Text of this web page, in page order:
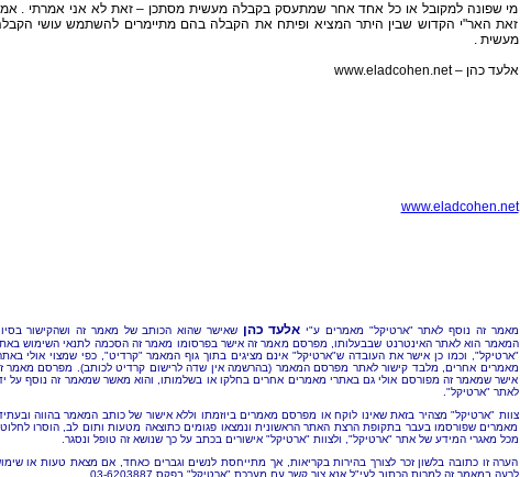
מי שפונה למקובל או כל אחד אחר שמתעסק בקבלה מעשית מסתכן – זאת לא אני אמרתי .
זאת האר"י הקדוש שבין היתר המציא ופיתח את הקבלה בהם מתיימרים להשתמש עושי
מעשית .
אלעד כהן – www.eladcohen.net
www.eladcohen.net
מאמר זה נוסף לאתר "ארטיקל" מאמרים ע"י אלעד כהן שאישר שהוא הכותב של מאמר זה ושהקישור
המאמר הוא לאתר האינטרנט שבבעלותו, מפרסם מאמר זה אישר בפרסומו מאמר זה הסכמה לתנאי השימוש
"ארטיקל", וכמו כן אישר את העובדה ש"ארטיקל" אינם מציגים בתוך גוף המאמר "קרדיט", כפי שמצוי אולי
מאמרים אחרים, מלבד קישור לאתר מפרסם המאמר (בהרשמה אין שדה לרישום קרדיט לכותב). מפרסם מאמר
אישר שמאמר זה מפורסם אולי גם באתרי מאמרים אחרים בחלקו או בשלמותו, והוא מאשר שמאמר זה נוסף על
לאתר "ארטיקל".
צוות "ארטיקל" מצהיר בזאת שאינו לוקח או מפרסם מאמרים ביוזמתו וללא אישור של כותב המאמר בהווה
מאמרים שפורסמו בעבר בתקופת הרצת האתר הראשונית ונמצאו פגומים כתוצאה מטעות ותום לב, הוסרו
מכל מאגרי המידע של אתר "ארטיקל", ולצוות "ארטיקל" אישורים בכתב על כך שנושא זה טופל ונסגר.
הערה זו כתובה בלשון זכר לצורך בהירות בקריאות, אך מתייחסת לנשים וגברים כאחד, אם מצאת טעות או
לרעה במאמר זה למרות הכתוב לעי"ל אנא צור קשר עם מערכת "ארטיקל" בפקס 03-6203887.